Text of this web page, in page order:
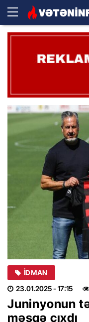
İDMAN
23.01.2025- 17:15
Juninyonun
məşqə çıxdı